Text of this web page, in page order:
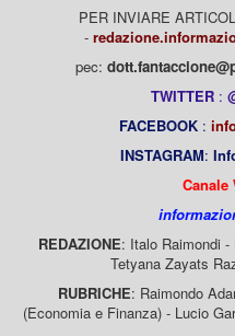
PER INVIARE
-
pec:
TWITTER :
FACEBOOK :
INSTAGRAM:
Canale
REDAZIONE: Italo Raimondi
Tetyana Zayats
RUBRICHE: Raimondo
(Economia e Finanza) - Lucio